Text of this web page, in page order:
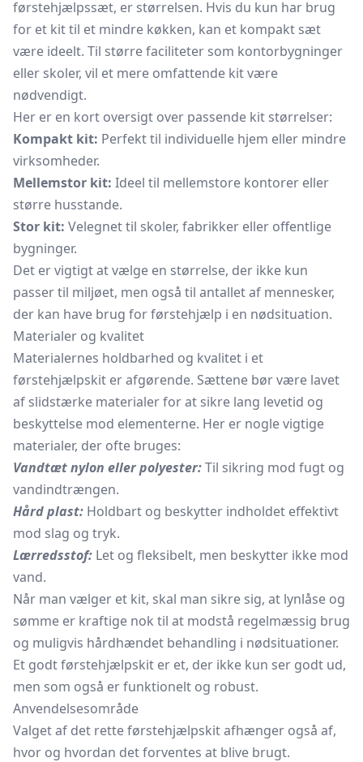
førstehjælpssæt, er størrelsen. Hvis du kun har brug
for et kit til et mindre køkken, kan et kompakt sæt
være ideelt. Til større faciliteter som kontorbygninger
eller skoler, vil et mere omfattende kit være
nødvendigt.
Her er en kort oversigt over passende kit størrelser:
Kompakt kit: Perfekt til individuelle hjem eller mindre
virksomheder.
Mellemstor kit: Ideel til mellemstore kontorer eller
større husstande.
Stor kit: Velegnet til skoler, fabrikker eller offentlige
bygninger.
Det er vigtigt at vælge en størrelse, der ikke kun
passer til miljøet, men også til antallet af mennesker,
der kan have brug for førstehjælp i en nødsituation.
Materialer og kvalitet
Materialernes holdbarhed og kvalitet i et
førstehjælpskit er afgørende. Sættene bør være lavet
af slidstærke materialer for at sikre lang levetid og
beskyttelse mod elementerne. Her er nogle vigtige
materialer, der ofte bruges:
Vandtæt nylon eller polyester:Til sikring mod fugt og
vandindtrængen.
Hård plast: Holdbart og beskytter indholdet effektivt
mod slag og tryk.
Lærredsstof: Let og fleksibelt, men beskytter ikke mod
vand.
Når man vælger et kit, skal man sikre sig, at lynlåse og
sømme er kraftige nok til at modstå regelmæssig brug
og muligvis hårdhændet behandling i nødsituationer.
Et godt førstehjælpskit er et, der ikke kun ser godt ud,
men som også er funktionelt og robust.
Anvendelsesområde
Valget af det rette førstehjælpskit afhænger også af,
hvor og hvordan det forventes at blive brugt.